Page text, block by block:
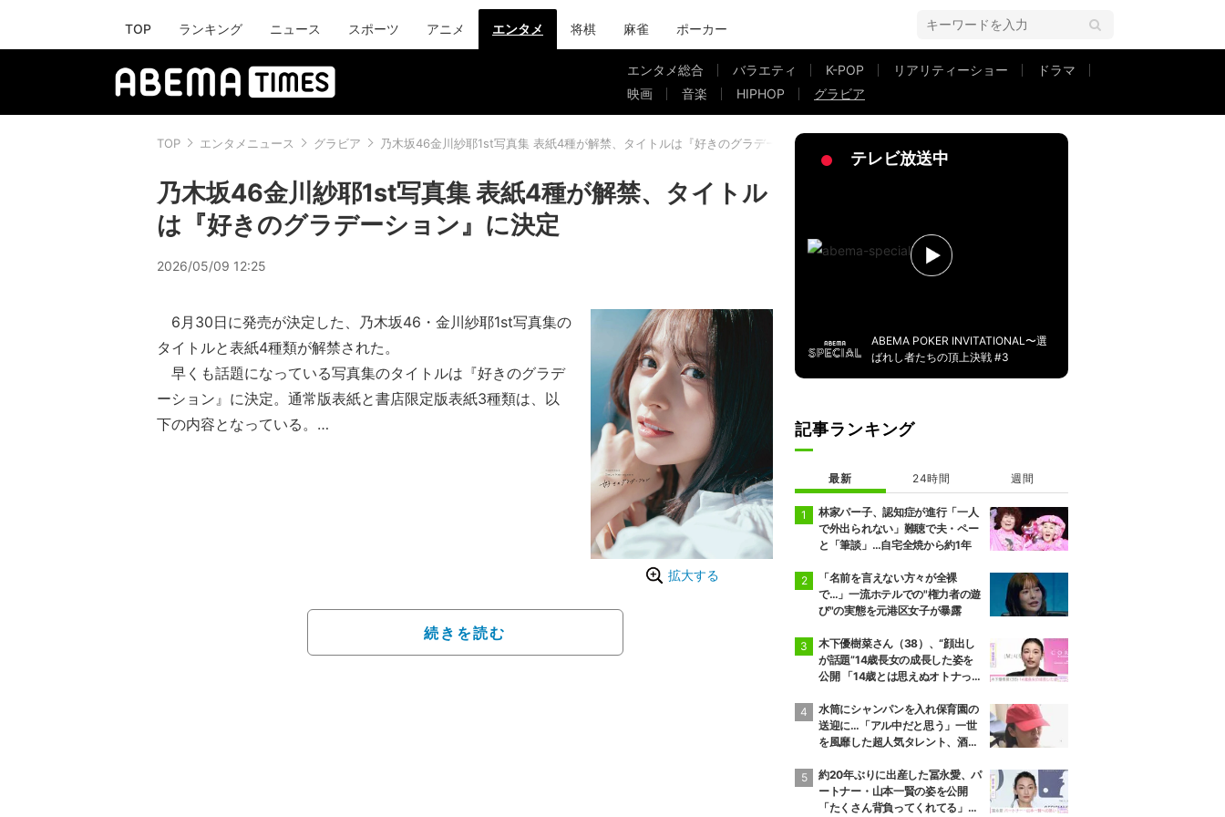
TOP ランキング ニュース スポーツ アニメ エンタメ 将棋 麻雀 ポーカー
エンタメ総合 バラエティ K-POP リアリティーショー
ドラマ
映画
音楽 HIPHOP グラビア
TOP エンタメニュース グラビア 乃木坂46金川紗耶1st写真集 表紙4種が解禁、タイトルは『好きのグラデーション』に決定
乃木坂46金川紗耶1st写真集 表紙4種が解禁、タイトル
は『好きのグラデーション』に決定
2026/05/09 12:25
拡大する
6月30日に発売が決定した、乃木坂46・金川紗耶1st写真集の
タイトルと表紙4種類が解禁された。
早くも話題になっている写真集のタイトルは『好きのグラデ
ーション』に決定。通常版表紙と書店限定版表紙3種類は、以
下の内容となっている。
続きを読む
テレビ放送中
ABEMA POKER INVITATIONAL〜選
ばれし者たちの頂上決戦 #3
記事ランキング
最新 24時間 週間
林家パー子、認知症が進行「一人
で外出られない」難聴で夫・ペー
と「筆談」…自宅全焼から約1年
「名前を言えない方々が全裸
で…」一流ホテルでの"権力者の遊
び"の実態を元港区女子が暴露
木下優樹菜さん（38）、“顔出し
が話題”14歳長女の成長した姿を
公開 「14歳とは思えぬオトナっぽ
ぎる」など反響
水筒にシャンパンを入れ保育園の
送迎に…「アル中だと思う」一世
を風靡した超人気タレント、酒漬
約20年ぶりに出産した冨永愛、パ
ートナー・山本一賢の姿を公開
「たくさん背負ってくれてる」感